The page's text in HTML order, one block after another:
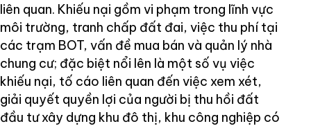
liên quan. Khiếu nại gồm vi phạm trong lĩnh vực
môi trường, tranh chấp đất đai, việc thu phí tại
các trạm BOT, vấn đề mua bán và quản lý nhà
chung cư; đặc biệt nổi lên là một số vụ việc
khiếu nại, tố cáo liên quan đến việc xem xét,
giải quyết quyền lợi của người bị thu hồi đất
đầu tư xây dựng khu đô thị, khu công nghiệp có